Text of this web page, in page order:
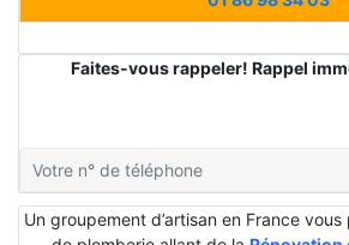
Faites-vous rappeler! Rappel
Un groupement d’artisan en France